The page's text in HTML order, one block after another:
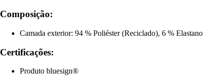
Composição:
Camada exterior: 94 % Poliéster (Reciclado), 6 % Elastano
Certificações:
Produto bluesign®